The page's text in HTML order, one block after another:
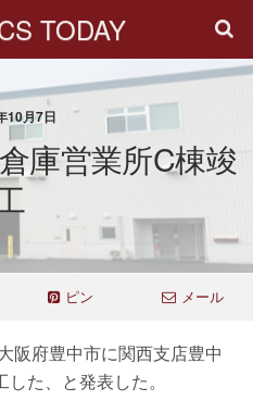
TODAY
10月7日
庫営業所C棟竣
ピン メール
阪府豊中市に関西支店豊中
た、と発表した。